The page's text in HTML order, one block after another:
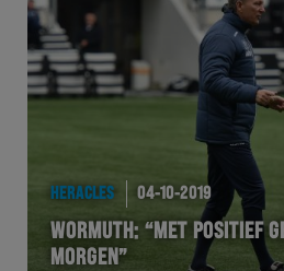
HERACLES 04-10-2019
WORMUTH: “MET POSITIEF
MORGEN”